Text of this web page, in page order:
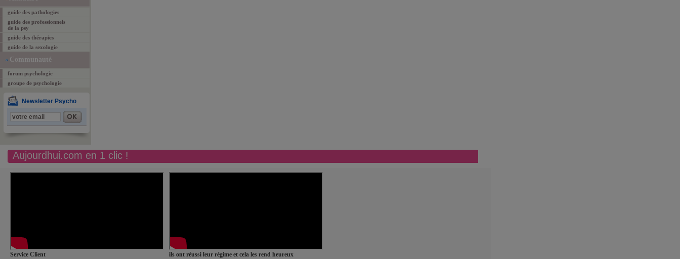
guide des pathologies
guide des professionnels
de la psy
guide des thérapies
guide de la sexologie
Communauté
forum psychologie
groupe de psychologie
Newsletter Psycho
Aujourdhui.com en 1 clic !
Service Client
ils ont réussi leur régime et cela les rend heureux